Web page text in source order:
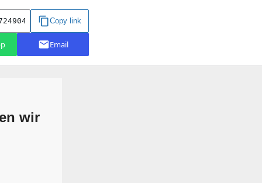
wir